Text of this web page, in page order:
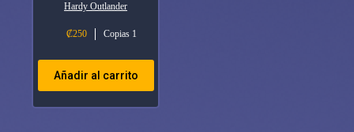
Hardy Outlander
₡250 Copias 1
Añadir al carrito